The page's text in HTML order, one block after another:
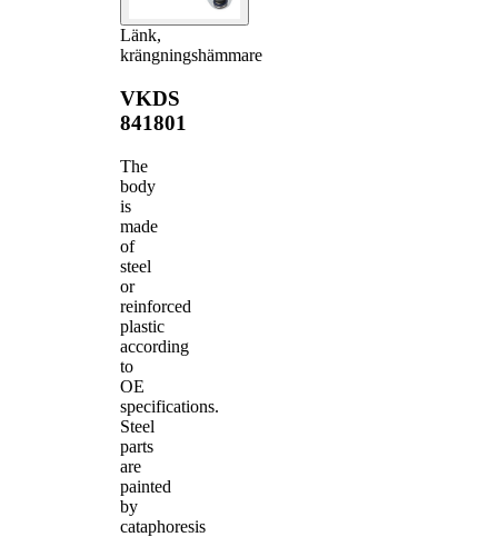
Länk,
krängningshämmare
VKDS
841801
The
body
is
made
of
steel
or
reinforced
plastic
according
to
OE
specifications.
Steel
parts
are
painted
by
cataphoresis